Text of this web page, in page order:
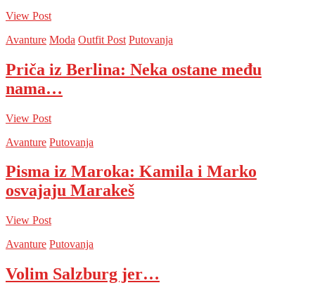
View Post
Avanture Moda Outfit Post Putovanja
Priča iz Berlina: Neka ostane među
nama…
View Post
Avanture Putovanja
Pisma iz Maroka: Kamila i Marko
osvajaju Marakeš
View Post
Avanture Putovanja
Volim Salzburg jer…